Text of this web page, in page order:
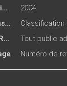
Date de première publication du titre
2004
Code Identifiant de classement sujet
ONIX Adult Audience Rating
Tout public
Numéro de